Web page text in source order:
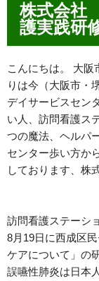
株式会
護実践
こんにちは。 大阪
りは今（大阪市・
デイサービスセン
い人、訪問看護ス
つの魔法、ヘルパ
センター歩い方か
しております、株
訪問看護ステーシ
8月19日に西成区
ケアについて」の
誤嚥性肺炎は日本